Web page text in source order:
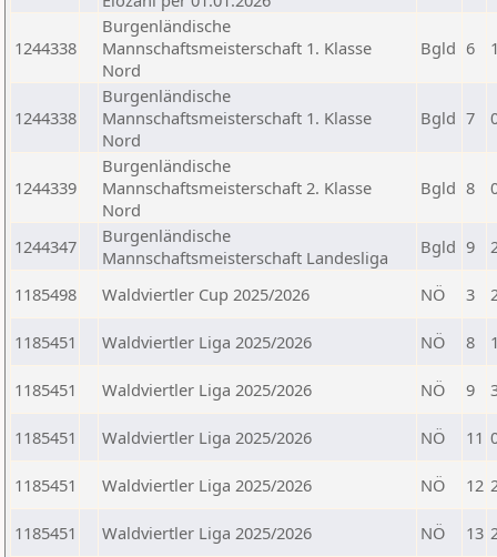
1244338
Burgenländische
Mannschaftsmeisterschaft 1. Klasse
Nord
Bgld 6
1244338
Burgenländische
Mannschaftsmeisterschaft 1. Klasse
Nord
Bgld 7
1244339
Burgenländische
Mannschaftsmeisterschaft 2. Klasse
Nord
Bgld 8
1244347
Burgenländische
Mannschaftsmeisterschaft Landesliga
Bgld 9
1185498 Waldviertler Cup 2025/2026 NÖ 3
1185451 Waldviertler Liga 2025/2026 NÖ 8
1185451 Waldviertler Liga 2025/2026 NÖ 9
1185451 Waldviertler Liga 2025/2026 NÖ 11
1185451 Waldviertler Liga 2025/2026 NÖ 12
1185451 Waldviertler Liga 2025/2026 NÖ 13